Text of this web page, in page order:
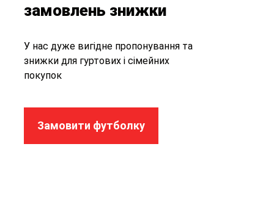
замовлень знижки
У нас дуже вигідне пропонування та
знижки для гуртових і сімейних
покупок
Замовити футболку